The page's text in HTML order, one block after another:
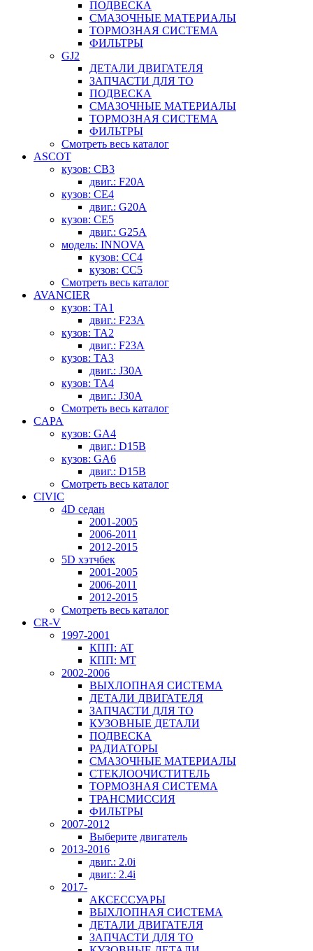
ПОДВЕСКА
СМАЗОЧНЫЕ МАТЕРИАЛЫ
ТОРМОЗНАЯ СИСТЕМА
ФИЛЬТРЫ
GJ2
ДЕТАЛИ ДВИГАТЕЛЯ
ЗАПЧАСТИ ДЛЯ ТО
ПОДВЕСКА
СМАЗОЧНЫЕ МАТЕРИАЛЫ
ТОРМОЗНАЯ СИСТЕМА
ФИЛЬТРЫ
Смотреть весь каталог
ASCOT
кузов: CB3
двиг.: F20A
кузов: CE4
двиг.: G20A
кузов: CE5
двиг.: G25A
модель: INNOVA
кузов: CC4
кузов: CC5
Смотреть весь каталог
AVANCIER
кузов: TA1
двиг.: F23A
кузов: TA2
двиг.: F23A
кузов: TA3
двиг.: J30A
кузов: TA4
двиг.: J30A
Смотреть весь каталог
CAPA
кузов: GA4
двиг.: D15B
кузов: GA6
двиг.: D15B
Смотреть весь каталог
CIVIC
4D седан
2001-2005
2006-2011
2012-2015
5D хэтчбек
2001-2005
2006-2011
2012-2015
Смотреть весь каталог
CR-V
1997-2001
КПП: AT
КПП: MT
2002-2006
ВЫХЛОПНАЯ СИСТЕМА
ДЕТАЛИ ДВИГАТЕЛЯ
ЗАПЧАСТИ ДЛЯ ТО
КУЗОВНЫЕ ДЕТАЛИ
ПОДВЕСКА
РАДИАТОРЫ
СМАЗОЧНЫЕ МАТЕРИАЛЫ
СТЕКЛООЧИСТИТЕЛЬ
ТОРМОЗНАЯ СИСТЕМА
ТРАНСМИССИЯ
ФИЛЬТРЫ
2007-2012
Выберите двигатель
2013-2016
двиг.: 2.0i
двиг.: 2.4i
2017-
АКСЕССУАРЫ
ВЫХЛОПНАЯ СИСТЕМА
ДЕТАЛИ ДВИГАТЕЛЯ
ЗАПЧАСТИ ДЛЯ ТО